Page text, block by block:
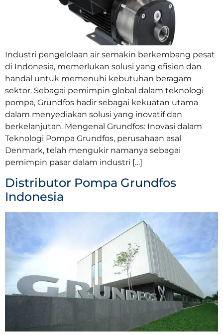
Industri pengelolaan air semakin berkembang pesat
di Indonesia, memerlukan solusi yang efisien dan
handal untuk memenuhi kebutuhan beragam
sektor. Sebagai pemimpin global dalam teknologi
pompa, Grundfos hadir sebagai kekuatan utama
dalam menyediakan solusi yang inovatif dan
berkelanjutan. Mengenal Grundfos: Inovasi dalam
Teknologi Pompa Grundfos, perusahaan asal
Denmark, telah mengukir namanya sebagai
pemimpin pasar dalam industri […]
Distributor Pompa Grundfos
Indonesia